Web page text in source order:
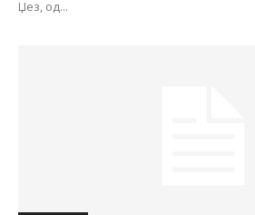
Џез, од...